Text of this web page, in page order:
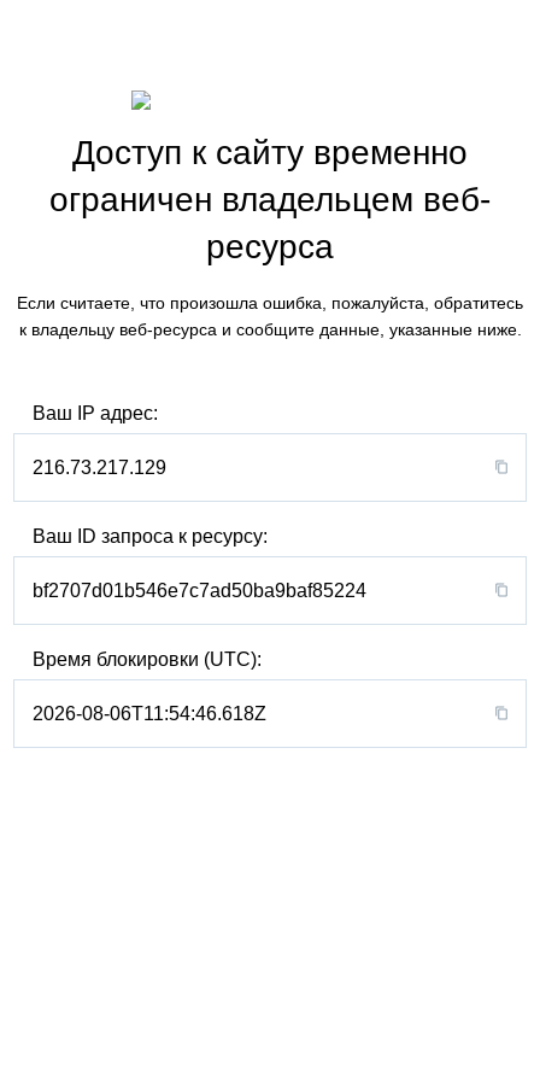
Доступ к сайту временно
ограничен владельцем веб-
ресурса
Если считаете, что произошла ошибка, пожалуйста, обратитесь
к владельцу веб-ресурса и сообщите данные, указанные ниже.
Ваш IP адрес:
216.73.217.129
Ваш ID запроса к ресурсу:
bf2707d01b546e7c7ad50ba9baf85224
Время блокировки (UTC):
2026-08-06T11:54:46.618Z